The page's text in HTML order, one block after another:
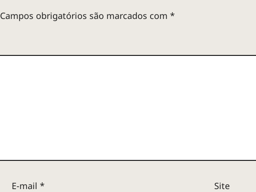
Campos obrigatórios são marcados com *
E-mail * Site